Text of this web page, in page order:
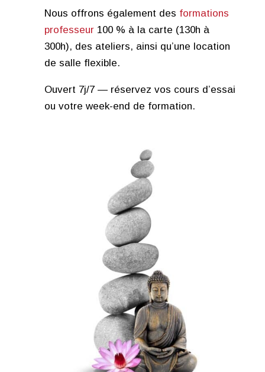
Nous offrons également des formations
professeur100 % à la carte (130h à
300h), des ateliers, ainsi qu’une location
de salle flexible.
Ouvert 7j/7 — réservez vos cours d’essai
ou votre week-end de formation.